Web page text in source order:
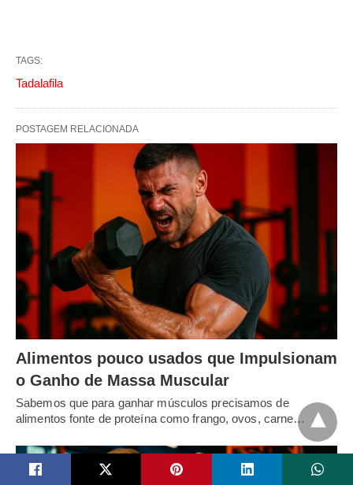
TAGS:
Tadalafila
POSTAGEM RELACIONADA
Alimentos pouco usados que Impulsionam
o Ganho de Massa Muscular
Sabemos que para ganhar músculos precisamos de
alimentos fonte de proteína como frango, ovos, carne…